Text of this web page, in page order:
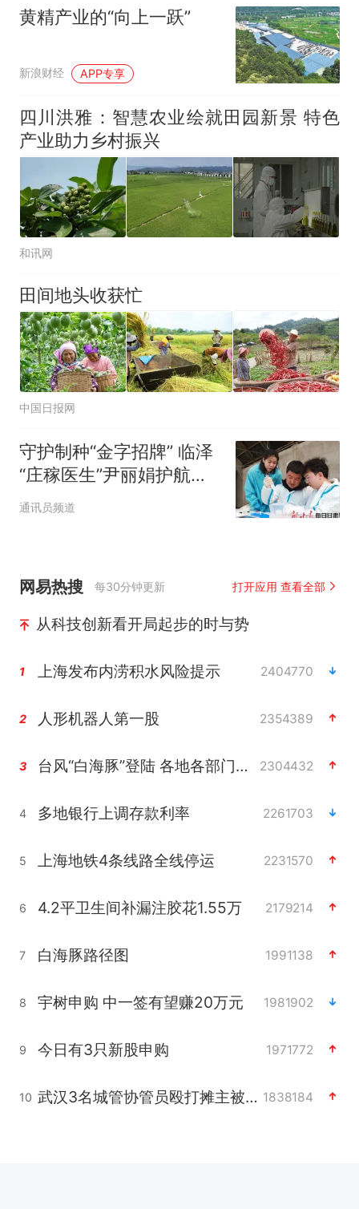
黄精产业的“向上一跃”
新浪财经 APP专享
四川洪雅：智慧农业绘就田园新景 特色
产业助力乡村振兴
和讯网
田间地头收获忙
中国日报网
守护制种“金字招牌” 临泽
“庄稼医生”尹丽娟护航番
茄良种畅销海外
通讯员频道
网易热搜 每30分钟更新 打开应用 查看全部
从科技创新看开局起步的时与势
1 上海发布内涝积水风险提示 2404770
2 人形机器人第一股 2354389
3 台风“白海豚”登陆 各地各部门全力应对 2304432
4 多地银行上调存款利率 2261703
5 上海地铁4条线路全线停运 2231570
6 4.2平卫生间补漏注胶花1.55万 2179214
7 白海豚路径图 1991138
8 宇树申购 中一签有望赚20万元 1981902
9 今日有3只新股申购 1971772
10 武汉3名城管协管员殴打摊主被刑拘 1838184